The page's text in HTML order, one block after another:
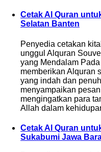
Cetak Al Quran
Selatan Banten
Penyedia cetakan
unggul Alquran
yang Mendalam
memberikan Alquran
yang indah dan
menyampaikan
mengingatkan para
Allah dalam
Cetak Al Quran
Sukabumi Jawa